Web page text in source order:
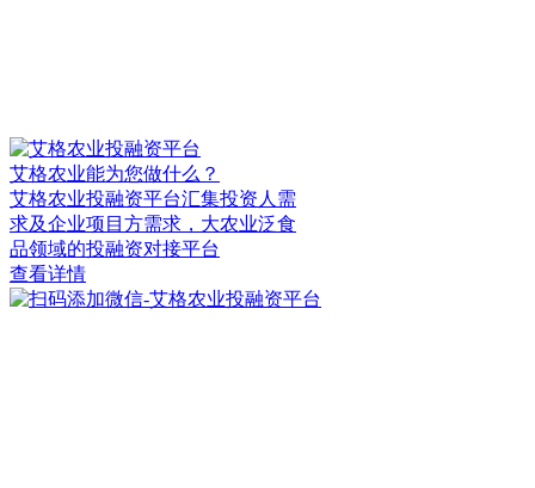
艾格农业能为您做什么？
艾格农业投融资平台汇集投资人需
求及企业项目方需求，大农业泛食
品领域的投融资对接平台
查看详情